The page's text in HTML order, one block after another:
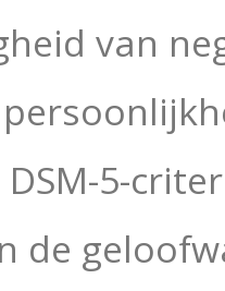
van
5-
de